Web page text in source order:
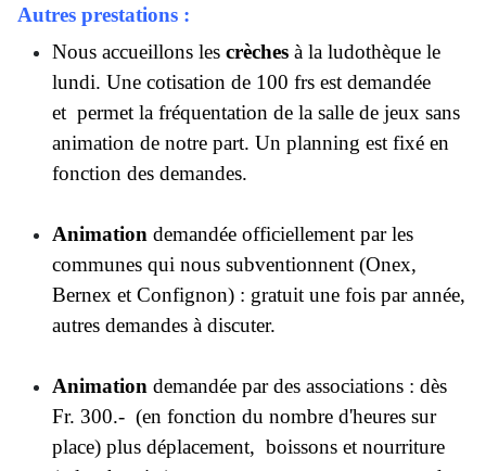
Autres prestations :
Nous accueillons les crèches à la ludothèque le
lundi. Une cotisation de 100 frs est demandée
et permet la fréquentation de la salle de jeux sans
animation de notre part. Un planning est fixé en
fonction des demandes.
Animation demandée officiellement par les
communes qui nous subventionnent (Onex,
Bernex et Confignon) : gratuit une fois par année,
autres demandes à discuter.
Animation demandée par des associations : dès
Fr. 300.- (en fonction du nombre d'heures sur
place) plus déplacement, boissons et nourriture